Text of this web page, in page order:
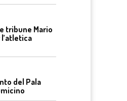
tribune Mario
del Pala